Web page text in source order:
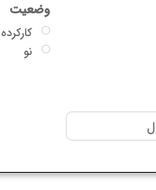
وضعیت
کارکرده
نو